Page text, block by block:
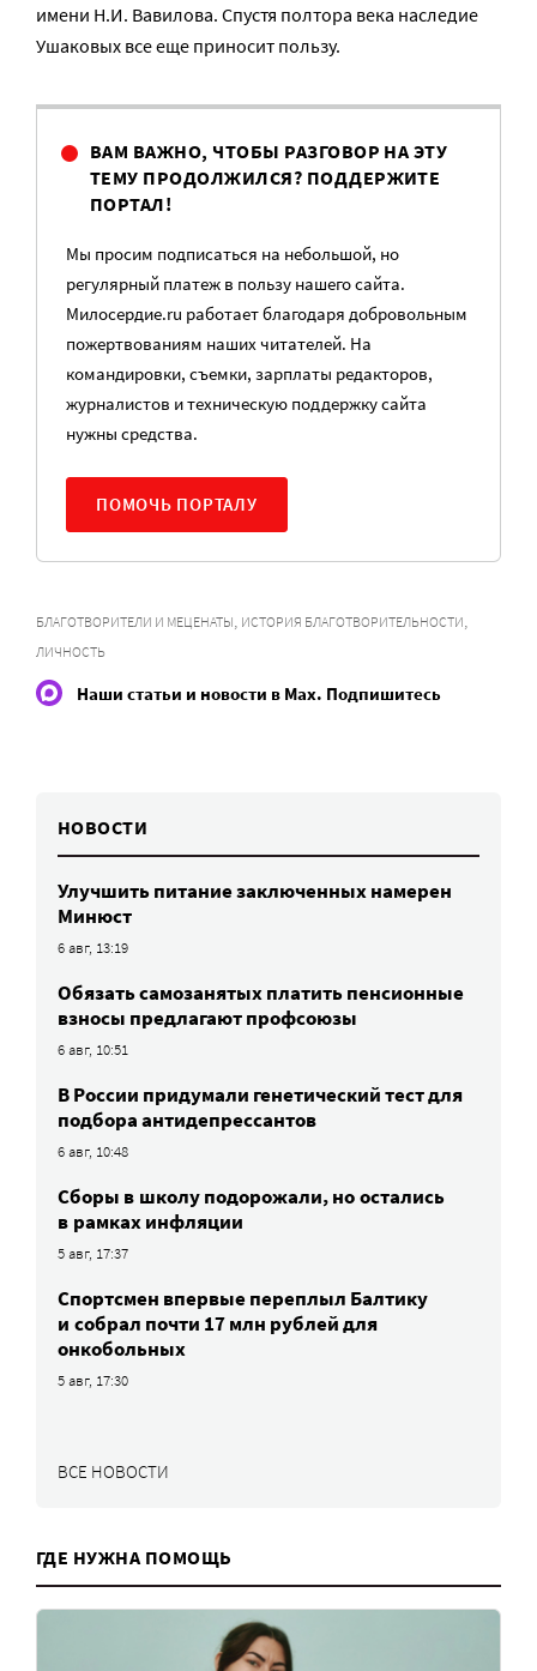
имени Н.И. Вавилова. Спустя полтора века наследие
Ушаковых все еще приносит пользу.
ВАМ ВАЖНО, ЧТОБЫ РАЗГОВОР НА ЭТУ
ТЕМУ ПРОДОЛЖИЛСЯ? ПОДДЕРЖИТЕ
ПОРТАЛ!
Мы просим подписаться на небольшой, но
регулярный платеж в пользу нашего сайта.
Милосердие.ru работает благодаря добровольным
пожертвованиям наших читателей. На
командировки, съемки, зарплаты редакторов,
журналистов и техническую поддержку сайта
нужны средства.
ПОМОЧЬ ПОРТАЛУ
БЛАГОТВОРИТЕЛИ И МЕЦЕНАТЫ, ИСТОРИЯ БЛАГОТВОРИТЕЛЬНОСТИ,
ЛИЧНОСТЬ
Наши статьи и новости в Max. Подпишитесь
НОВОСТИ
Улучшить питание заключенных намерен
Минюст
6 авг, 13:19
Обязать самозанятых платить пенсионные
взносы предлагают профсоюзы
6 авг, 10:51
В России придумали генетический тест для
подбора антидепрессантов
6 авг, 10:48
Сборы в школу подорожали, но остались
в рамках инфляции
5 авг, 17:37
Спортсмен впервые переплыл Балтику
и собрал почти 17 млн рублей для
онкобольных
5 авг, 17:30
ВСЕ НОВОСТИ
ГДЕ НУЖНА ПОМОЩЬ